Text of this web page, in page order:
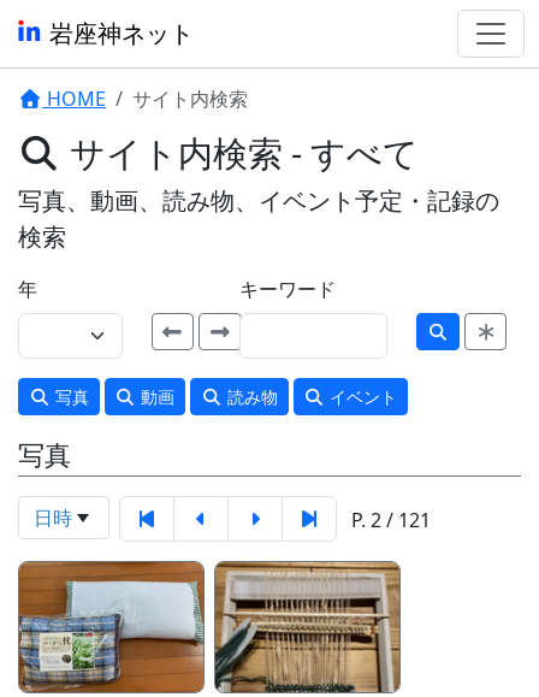
岩座神ネット
HOME サイト内検索
サイト内検索 - すべて
写真、動画、読み物、イベント予定・記録の
検索
年 キーワード
写真 動画 読み物 イベント
写真
日時 P. 2 / 121